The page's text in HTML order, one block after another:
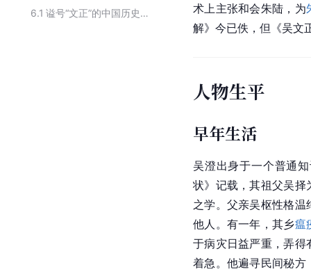
6.1
谥号“文正”的中国历史人物
术上主张和会朱陆，为
解》今已佚，但《吴文
人物生平
早年生活
吴澄出身于一个普通
状》记载，其祖父吴择
之学。父亲吴枢性格
他人。有一年，其乡瘟
于病灾日益严重，弄得
着急。他遍寻民间秘方